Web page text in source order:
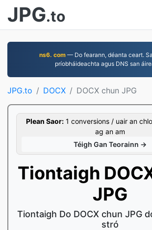
JPG.to
ns6. com— Do fearann, déanta ceart.
príobháideachta agus DNS san
JPG.to DOCX DOCX chun JPG
Plean Saor: 1 conversions / uair an
ag an am
Téigh Gan Teorainn →
Tiontaigh
JPG
Tiontaigh Do DOCX chun JPG
stró